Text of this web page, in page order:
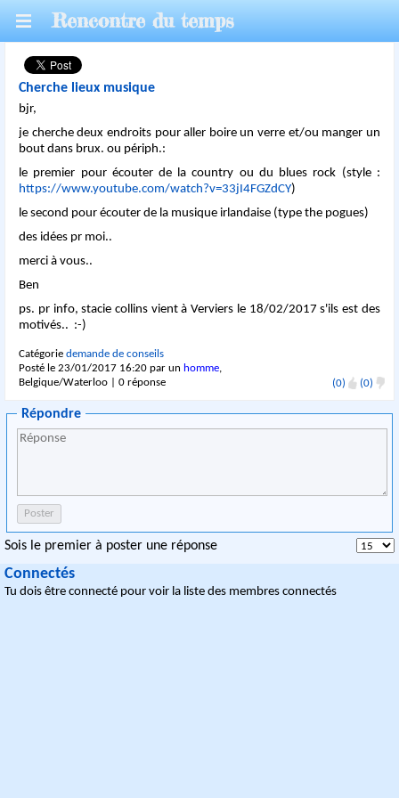
Rencontre du temps
Cherche lieux musique
bjr,
je cherche deux endroits pour aller boire un verre et/ou manger un
bout dans brux. ou périph.:
le premier pour écouter de la country ou du blues rock (style :
https://www.youtube.com/watch?v=33jI4FGZdCY)
le second pour écouter de la musique irlandaise (type the pogues)
des idées pr moi..
merci à vous..
Ben
ps. pr info, stacie collins vient à Verviers le 18/02/2017 s'ils est des
motivés.. :-)
Catégoriedemande de conseils
Posté le 23/01/2017 16:20 par un homme,
Belgique/Waterloo | 0 réponse
(0) (0)
Répondre
Sois le premier à poster une réponse
Connectés
Tu dois être connecté pour voir la liste des membres connectés